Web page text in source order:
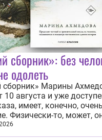
сборник»: без
одолеть
сборник» Марины
10 августа и уже
имеет, конечно,
Физически-то, может,
Но
тяжелый.